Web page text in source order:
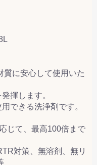
質に安心して使用いた
揮します。
できる洗浄剤です。
じて、最高100倍まで
対策、無溶剤、無リ